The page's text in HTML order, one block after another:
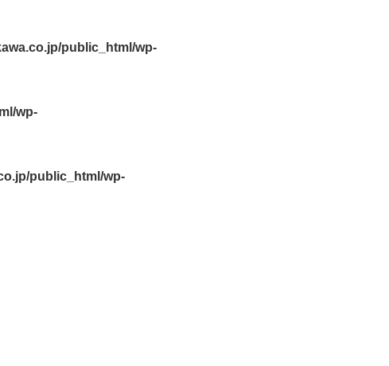
public_html/wp-
wp-
public_html/wp-